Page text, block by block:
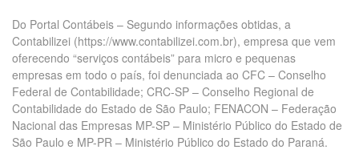
Do Portal Contábeis – Segundo informações obtidas, a
Contabilizei (https://www.contabilizei.com.br), empresa que vem
oferecendo “serviços contábeis” para micro e pequenas
empresas em todo o país, foi denunciada ao CFC – Conselho
Federal de Contabilidade; CRC-SP – Conselho Regional de
Contabilidade do Estado de São Paulo; FENACON – Federação
Nacional das Empresas MP-SP – Ministério Público do Estado de
São Paulo e MP-PR – Ministério Público do Estado do Paraná.